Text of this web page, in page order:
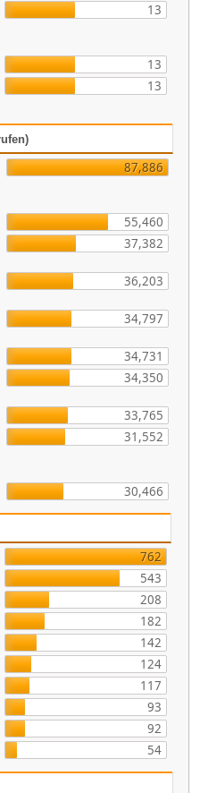
13
13
13
87,886
55,460
37,382
36,203
34,797
34,731
34,350
33,765
31,552
30,466
762
543
208
182
142
124
117
93
92
54